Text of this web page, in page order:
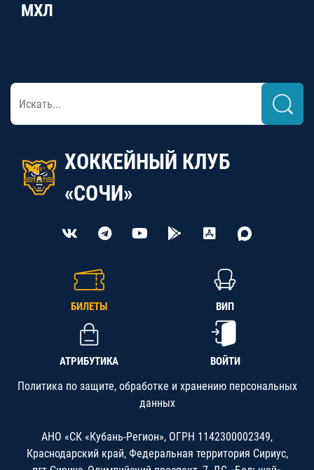
МХЛ
ХОККЕЙНЫЙ КЛУБ
«СОЧИ»
БИЛЕТЫ ВИП
АТРИБУТИКА ВОЙТИ
Политика по защите, обработке и хранению персональных
данных
АНО «СК «Кубань-Регион», ОГРН 1142300002349,
Краснодарский край, Федеральная территория Сириус,